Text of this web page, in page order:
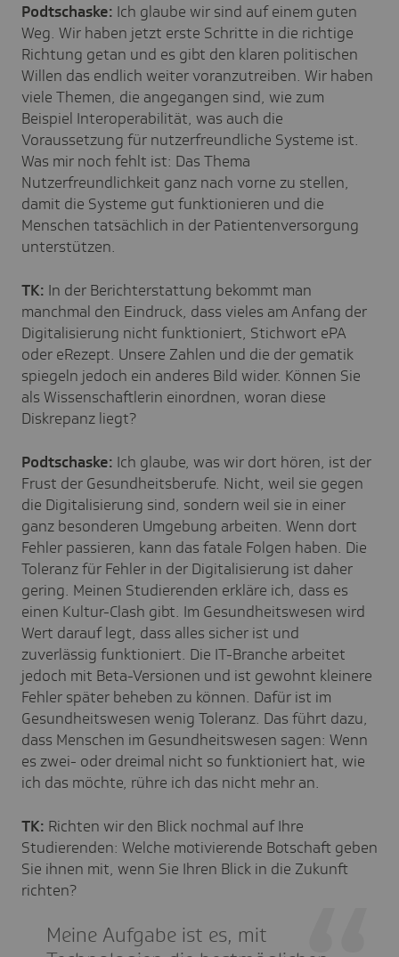
Podtschaske: Ich glaube wir sind auf einem guten
Weg. Wir haben jetzt erste Schritte in die richtige
Richtung getan und es gibt den klaren politischen
Willen das endlich weiter voranzutreiben. Wir haben
viele Themen, die angegangen sind, wie zum
Beispiel Interoperabilität, was auch die
Voraussetzung für nutzerfreundliche Systeme ist.
Was mir noch fehlt ist: Das Thema
Nutzerfreundlichkeit ganz nach vorne zu stellen,
damit die Systeme gut funktionieren und die
Menschen tatsächlich in der Patientenversorgung
unterstützen.
TK: In der Berichterstattung bekommt man
manchmal den Eindruck, dass vieles am Anfang der
Digitalisierung nicht funktioniert, Stichwort ePA
oder eRezept. Unsere Zahlen und die der gematik
spiegeln jedoch ein anderes Bild wider. Können Sie
als Wissenschaftlerin einordnen, woran diese
Diskrepanz liegt?
Podtschaske: Ich glaube, was wir dort hören, ist der
Frust der Gesundheitsberufe. Nicht, weil sie gegen
die Digitalisierung sind, sondern weil sie in einer
ganz besonderen Umgebung arbeiten. Wenn dort
Fehler passieren, kann das fatale Folgen haben. Die
Toleranz für Fehler in der Digitalisierung ist daher
gering. Meinen Studierenden erkläre ich, dass es
einen Kultur-Clash gibt. Im Gesundheitswesen wird
Wert darauf legt, dass alles sicher ist und
zuverlässig funktioniert. Die IT-Branche arbeitet
jedoch mit Beta-Versionen und ist gewohnt kleinere
Fehler später beheben zu können. Dafür ist im
Gesundheitswesen wenig Toleranz. Das führt dazu,
dass Menschen im Gesundheitswesen sagen: Wenn
es zwei- oder dreimal nicht so funktioniert hat, wie
ich das möchte, rühre ich das nicht mehr an.
TK: Richten wir den Blick nochmal auf Ihre
Studierenden: Welche motivierende Botschaft geben
Sie ihnen mit, wenn Sie Ihren Blick in die Zukunft
richten?
Meine Aufgabe ist es, mit